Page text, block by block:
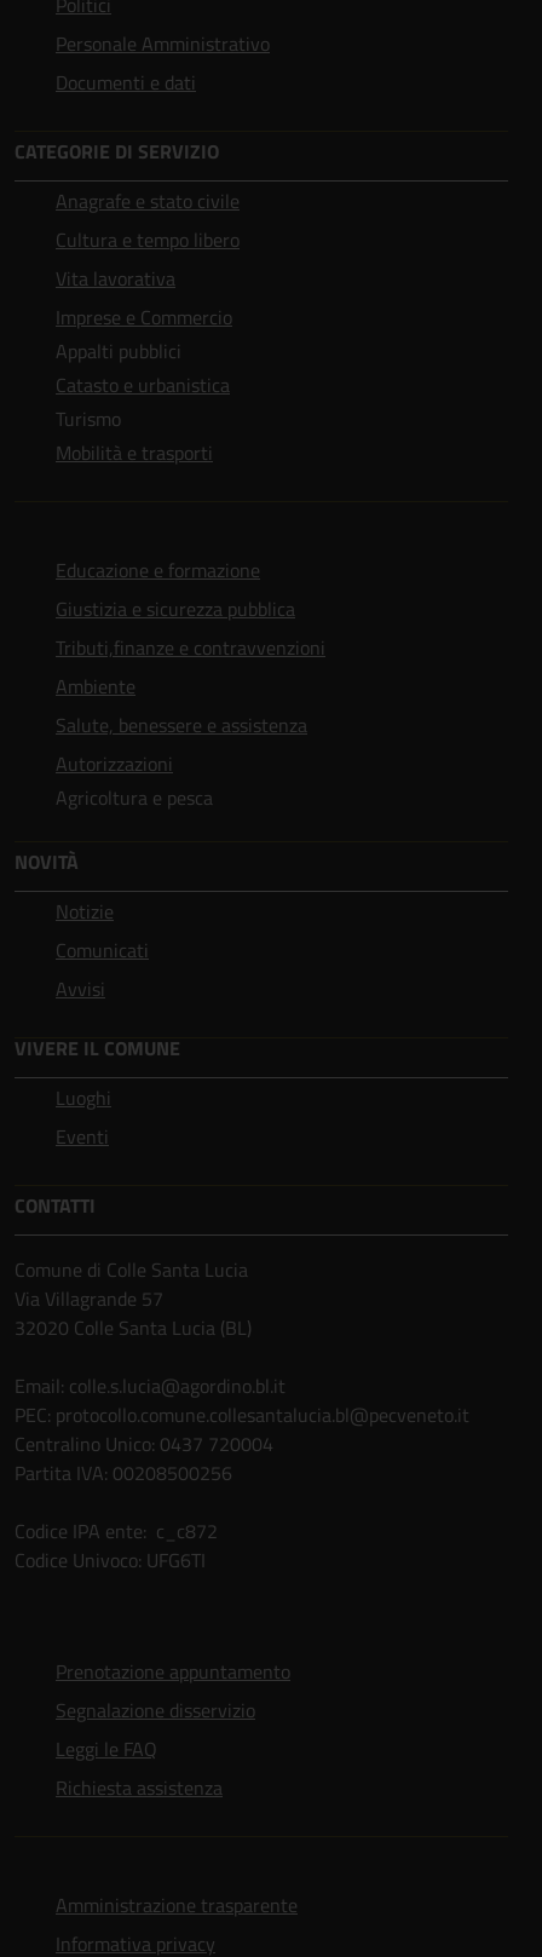
Personale Amministrativo
Documenti e dati
CATEGORIE DI SERVIZIO
Anagrafe e stato civile
Cultura e tempo libero
Vita lavorativa
Imprese e Commercio
Appalti pubblici
Catasto e urbanistica
Turismo
Mobilità e trasporti
Educazione e formazione
Giustizia e sicurezza pubblica
Tributi,finanze e contravvenzioni
Ambiente
Salute, benessere e assistenza
Autorizzazioni
Agricoltura e pesca
NOVITÀ
Notizie
Comunicati
Avvisi
VIVERE IL COMUNE
Luoghi
Eventi
CONTATTI
Comune di Colle Santa Lucia
Via Villagrande 57
32020 Colle Santa Lucia (BL)
Email: colle.s.lucia@agordino.bl.it
PEC: protocollo.comune.collesantalucia.bl@pecveneto.it
Centralino Unico: 0437 720004
Partita IVA: 00208500256
Codice IPA ente: c_c872
Codice Univoco: UFG6TI
Prenotazione appuntamento
Segnalazione disservizio
Leggi le FAQ
Richiesta assistenza
Amministrazione trasparente
Informativa privacy